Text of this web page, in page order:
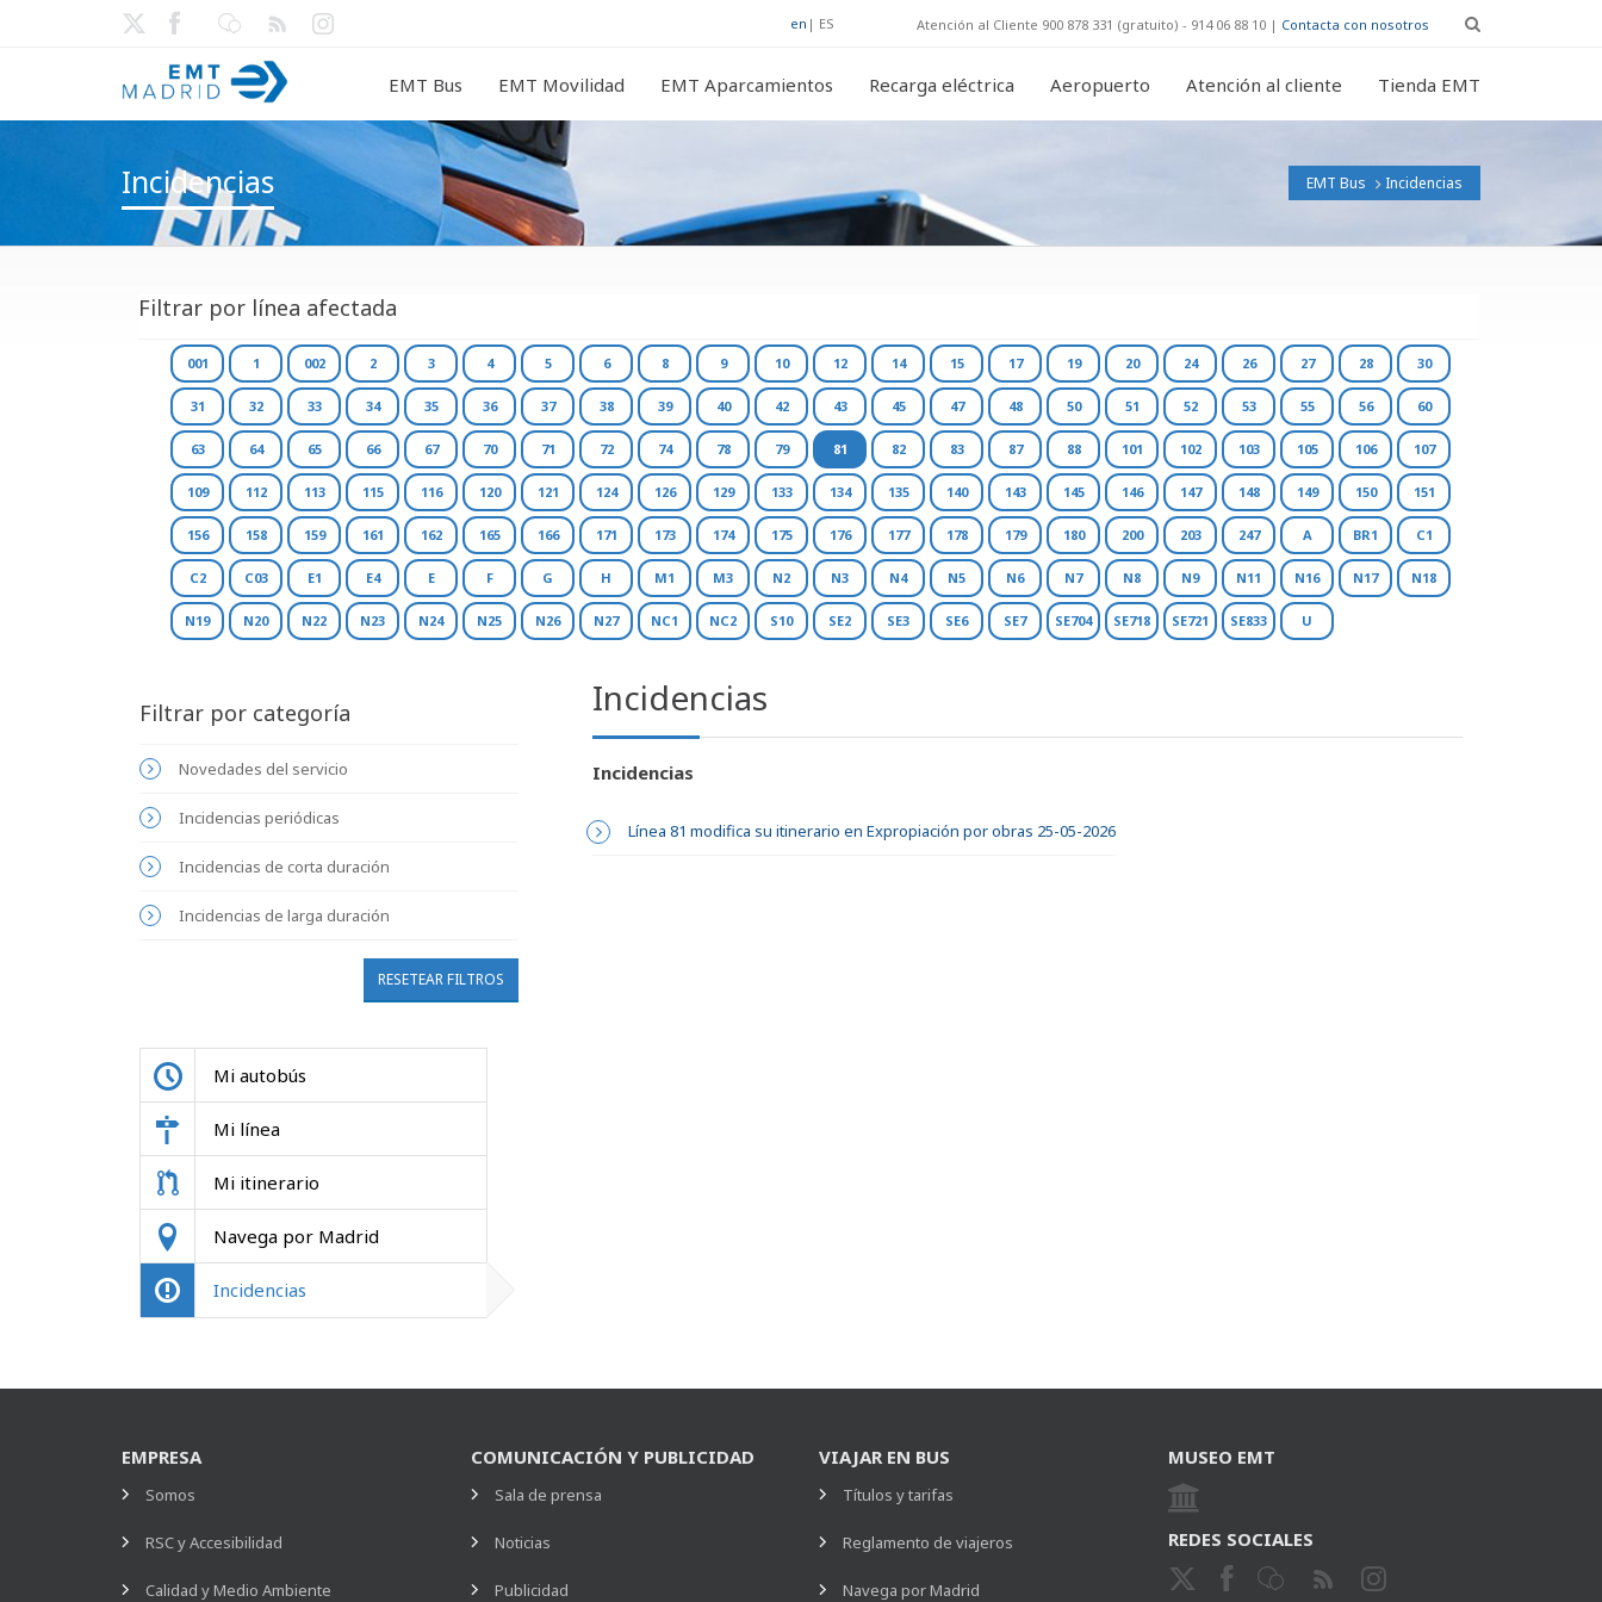
en | ES Atención al Cliente 900 878 331 (gratuito) - 914 06 88 10 | Contacta con nosotros
EMT Bus EMT Movilidad EMT Aparcamientos Recarga eléctrica Aeropuerto Atención al cliente Tienda EMT
Incidencias EMT Bus Incidencias
Filtrar por línea afectada
001 1 002 2 3 4 5 6 8 9 10 12 14 15 17 19 20 24 26 27 28 30
31 32 33 34 35 36 37 38 39 40 42 43 45 47 48 50 51 52 53 55 56 60
63 64 65 66 67 70 71 72 74 78 79 81 82 83 87 88 101 102 103 105 106 107
109 112 113 115 116 120 121 124 126 129 133 134 135 140 143 145 146 147 148 149 150 151
156 158 159 161 162 165 166 171 173 174 175 176 177 178 179 180 200 203 247 A BR1 C1
C2 C03 E1 E4 E F G H M1 M3 N2 N3 N4 N5 N6 N7 N8 N9 N11 N16 N17 N18
N19 N20 N22 N23 N24 N25 N26 N27 NC1 NC2 S10 SE2 SE3 SE6 SE7 SE704 SE718 SE721 SE833 U
Filtrar por categoría
Novedades del servicio
Incidencias periódicas
Incidencias de corta duración
Incidencias de larga duración
RESETEAR FILTROS
Mi autobús
Mi línea
Mi itinerario
Navega por Madrid
Incidencias
Incidencias
Incidencias
Línea 81 modifica su itinerario en Expropiación por obras 25-05-2026
EMPRESA
Somos
RSC y Accesibilidad
Calidad y Medio Ambiente
COMUNICACIÓN Y PUBLICIDAD
Sala de prensa
Noticias
Publicidad
VIAJAR EN BUS
Títulos y tarifas
Reglamento de viajeros
Navega por Madrid
MUSEO EMT
REDES SOCIALES